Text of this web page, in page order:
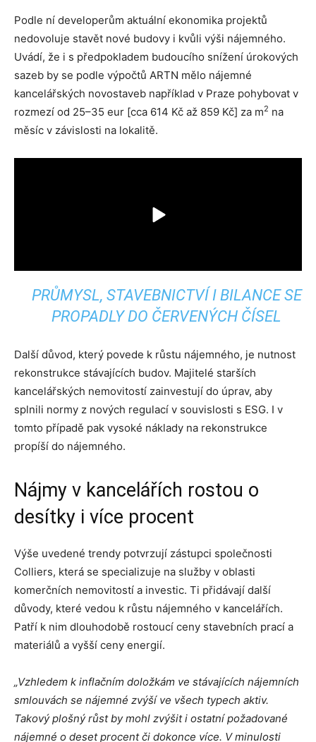
Podle ní developerům aktuální ekonomika projektů
nedovoluje stavět nové budovy i kvůli výši nájemného.
Uvádí, že i s předpokladem budoucího snížení úrokových
sazeb by se podle výpočtů ARTN mělo nájemné
kancelářských novostaveb například v Praze pohybovat v
rozmezí od 25–35 eur [cca 614 Kč až 859 Kč] za m2 na
měsíc v závislosti na lokalitě.
PRŮMYSL, STAVEBNICTVÍ I BILANCE SE
PROPADLY DO ČERVENÝCH ČÍSEL
Další důvod, který povede k růstu nájemného, je nutnost
rekonstrukce stávajících budov. Majitelé starších
kancelářských nemovitostí zainvestují do úprav, aby
splnili normy z nových regulací v souvislosti s ESG. I v
tomto případě pak vysoké náklady na rekonstrukce
propíší do nájemného.
Nájmy v kancelářích rostou o
desítky i více procent
Výše uvedené trendy potvrzují zástupci společnosti
Colliers, která se specializuje na služby v oblasti
komerčních nemovitostí a investic. Ti přidávají další
důvody, které vedou k růstu nájemného v kancelářích.
Patří k nim dlouhodobě rostoucí ceny stavebních prací a
materiálů a vyšší ceny energií.
„Vzhledem k inflačním doložkám ve stávajících nájemních
smlouvách se nájemné zvýší ve všech typech aktiv.
Takový plošný růst by mohl zvýšit i ostatní požadované
nájemné o deset procent či dokonce více. V minulosti